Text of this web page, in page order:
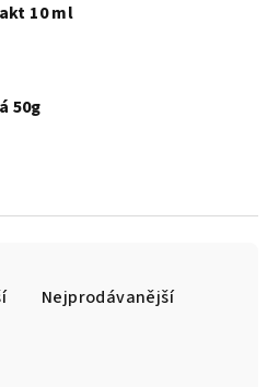
10 ml
50g
Nejprodávanější